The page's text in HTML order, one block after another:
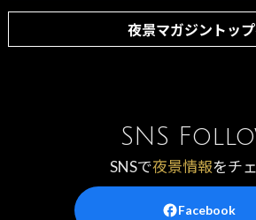
夜景マガジントッ
SNS
SNSで夜景情報をチ
Facebook